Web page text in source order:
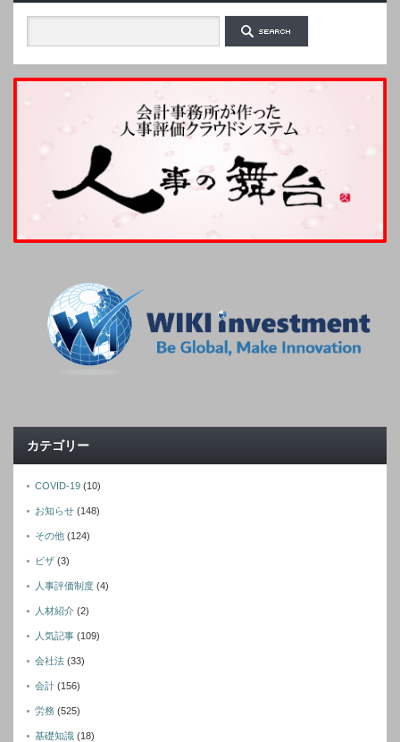
カテゴリー
COVID-19 (10)
お知らせ (148)
その他 (124)
ビザ (3)
人事評価制度 (4)
人材紹介 (2)
人気記事 (109)
会社法 (33)
会計 (156)
労務 (525)
基礎知識 (18)